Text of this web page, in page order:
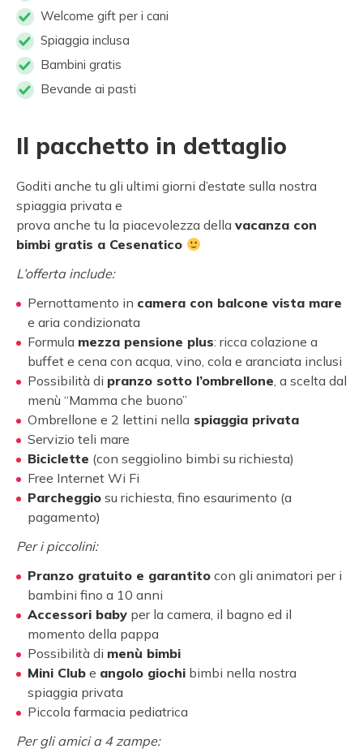
Welcome gift per i cani
Spiaggia inclusa
Bambini gratis
Bevande ai pasti
Il pacchetto in dettaglio
Goditi anche tu gli ultimi giorni d’estate sulla nostra
spiaggia privata e
prova anche tu la piacevolezza della vacanza con
bimbi gratis a Cesenatico
L’offerta include:
Pernottamento in camera con balcone vista mare
e aria condizionata
Formula mezza pensione plus: ricca colazione a
buffet e cena con acqua, vino, cola e aranciata inclusi
Possibilità di pranzo sotto l’ombrellone, a scelta dal
menù “Mamma che buono”
Ombrellone e 2 lettini nella spiaggia privata
Servizio teli mare
Biciclette (con seggiolino bimbi su richiesta)
Free Internet Wi Fi
Parcheggio su richiesta, fino esaurimento (a
pagamento)
Per i piccolini:
Pranzo gratuito e garantito con gli animatori per i
bambini fino a 10 anni
Accessori baby per la camera, il bagno ed il
momento della pappa
Possibilità di menù bimbi
Mini Club e angolo giochi bimbi nella nostra
spiaggia privata
Piccola farmacia pediatrica
Per gli amici a 4 zampe: